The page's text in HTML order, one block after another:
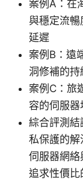
案例A：在
與穩定流暢
延遲
案例B：遠
洞修補的
案例C：旅
容的伺服
綜合評測
私保護的解
伺服器網
追求性價